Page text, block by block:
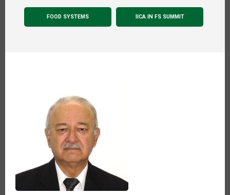
FOOD SYSTEMS IICA IN FS SUMMIT